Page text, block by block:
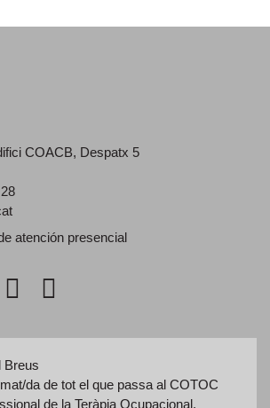
COACB, Despatx 5
atención presencial
Breus
da de tot el que passa al COTOC
de la Teràpia Ocupacional.